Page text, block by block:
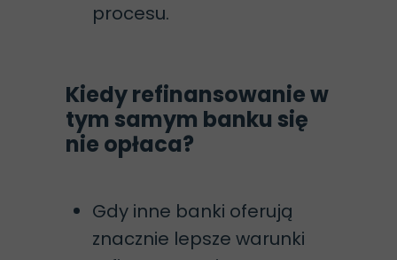
procesu.
Kiedy refinansowanie w
tym samym banku się
nie opłaca?
Gdy inne banki oferują
znacznie lepsze warunki